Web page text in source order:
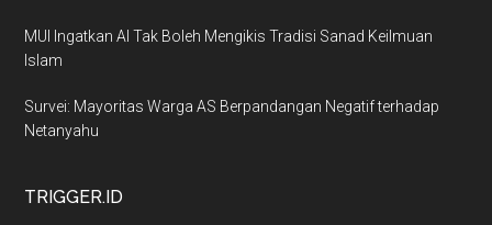
MUI Ingatkan AI Tak Boleh Mengikis Tradisi Sanad Keilmuan
Islam
Survei: Mayoritas Warga AS Berpandangan Negatif terhadap
Netanyahu
TRIGGER.ID